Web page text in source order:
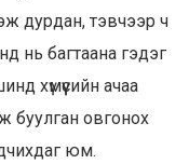
дурдан, тэвчээр ч
нь багтаана гэдэг
хүмүүсийн ачаа
буулган овгонох
юм.